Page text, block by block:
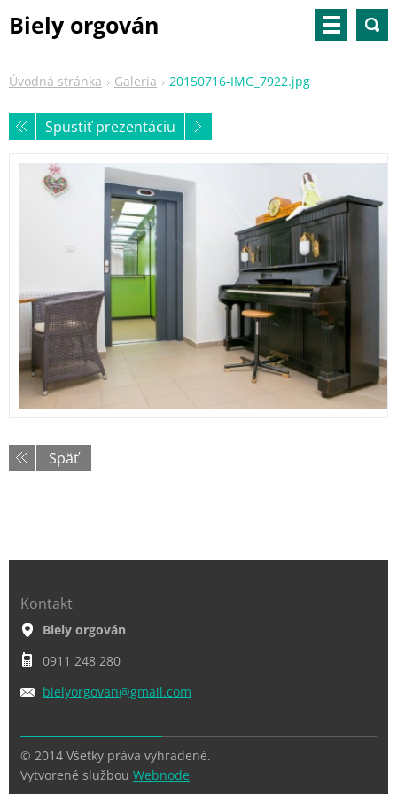
Biely orgován
Úvodná stránka Galeria 20150716-IMG_7922.jpg
Spustiť prezentáciu
Späť
Kontakt
Biely orgován
0911 248 280
bielyorgovan@gmail.com
© 2014 Všetky práva vyhradené.
Vytvorené službou Webnode